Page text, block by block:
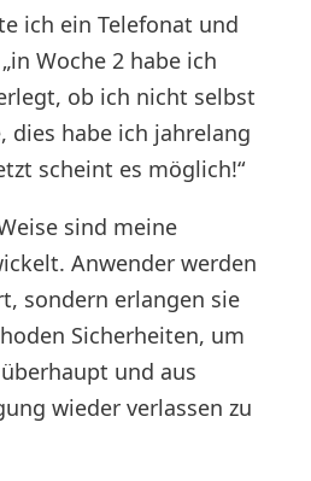
ich ein Telefonat und
Woche 2 habe ich
ob ich nicht selbst
dies habe ich jahrelang
scheint es möglich!“
sind meine
Anwender werden
sondern erlangen sie
Sicherheiten, um
und aus
wieder verlassen zu